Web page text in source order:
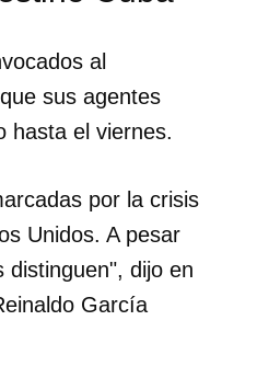
tu
al
sus agentes
hasta el viernes.
por la crisis
Unidos. A pesar
dijo en
García